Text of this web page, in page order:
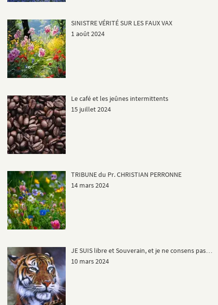
SINISTRE VÉRITÉ SUR LES FAUX VAX
1 août 2024
Le café et les jeûnes intermittents
15 juillet 2024
TRIBUNE du Pr. CHRISTIAN PERRONNE
14 mars 2024
JE SUIS libre et Souverain, et je ne consens pas…
10 mars 2024